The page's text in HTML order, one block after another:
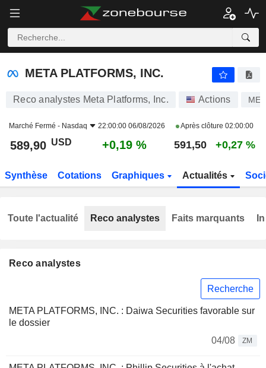
META PLATFORMS, INC.
META PLATFORMS, INC.
Reco analystes Meta Platforms, Inc. Actions
Marché Fermé - Nasdaq 22:00:00 06/08/2026 Après clôture 02:00:00
589,90 USD +0,19 % 591,50 +0,27 %
Synthèse Cotations Graphiques Actualités
Reco analystes
Recherche
META PLATFORMS, INC. : Daiwa Securities favorable sur
le dossier
04/08
ZM
Toute l'actualité Reco analystes Faits marquants